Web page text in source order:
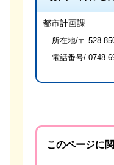
都市計画課
所在地/〒 528-
電話番号/ 0748-
このページに